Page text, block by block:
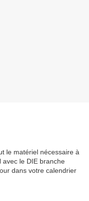
le matériel nécessaire à
avec le DIE branche
dans votre calendrier